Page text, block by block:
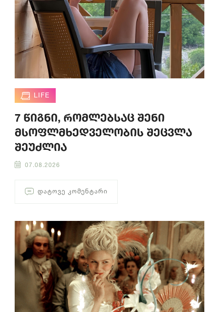
LIFE
7 წიგნი, რომლებსაც შენი
მსოფლმხედველობის შეცვლა
შეუძლია
07.08.2026
ᲓᲐᲢᲝᲕᲔ ᲙᲝᲛᲔᲜᲢᲐᲠᲘ